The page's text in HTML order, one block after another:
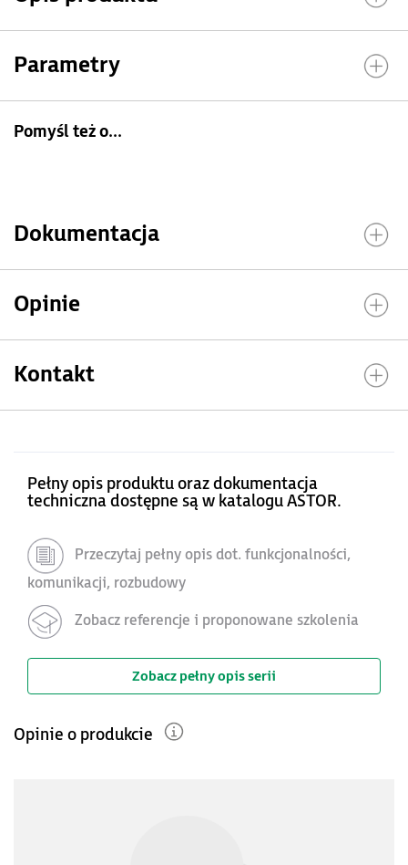
Parametry
Pomyśl też o...
Dokumentacja
Opinie
Kontakt
Pełny opis produktu oraz dokumentacja
techniczna dostępne są w katalogu ASTOR.
Przeczytaj pełny opis dot. funkcjonalności,
komunikacji, rozbudowy
Zobacz referencje i proponowane szkolenia
Zobacz pełny opis serii
Opinie o produkcie